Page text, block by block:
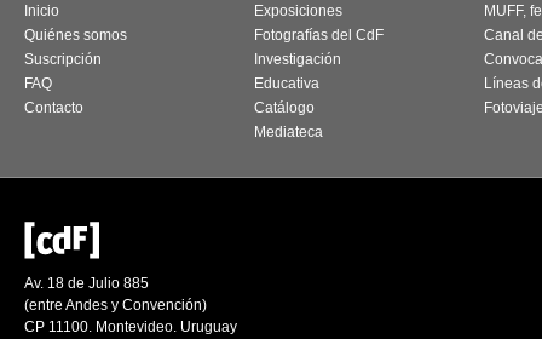
Inicio
Quiénes somos
Suscripción
FAQ
Contacto
Exposiciones
Fotografías del CdF
Investigación
Educativa
Catálogo
Mediateca
MUFF,
Canal
Líneas
Av. 18 de Julio 885
(entre Andes y Convención)
CP 11100. Montevideo. Uruguay